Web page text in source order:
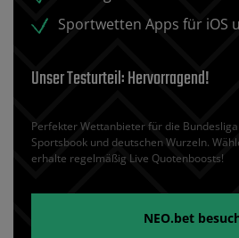
Sportwetten Apps für iOS
Unser Testurteil: Hervorragend!
Perfekter Wettanbieter für die
Sportsbook und deutschen Wurzeln.
erhalte regelmäßig Live Quotenboosts!
NEO.bet